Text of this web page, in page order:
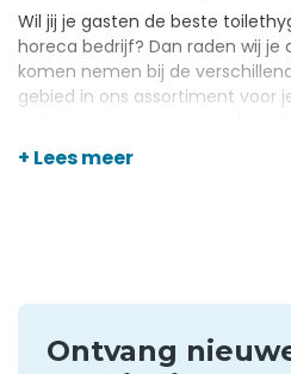
Wil jij je gasten de beste
horeca bedrijf? Dan raden wij je
komen nemen bij de
gebied in ons assortiment voor
Horecagemak, alles wat je bij
kunt hebben. We hebben het
Online
+ Lees meer
Ontvang